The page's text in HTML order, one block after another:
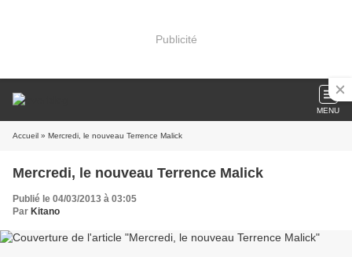
Publicité
MENU
Accueil » Mercredi, le nouveau Terrence Malick
Mercredi, le nouveau Terrence Malick
Publié le 04/03/2013 à 03:05
Par Kitano